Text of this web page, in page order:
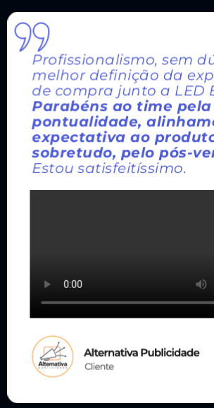
Profissionalismo, sem
melhor definição da
de compra junto a LED
Parabéns ao time pela
pontualidade,
expectativa ao
sobretudo, pelo pós-
Estou satisfeitíssimo.